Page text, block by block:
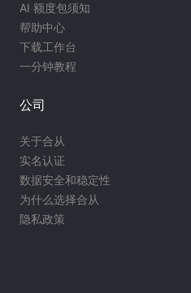
AI 额度包须知
帮助中心
下载工作台
一分钟教程
公司
关于合从
实名认证
数据安全和稳定性
为什么选择合从
隐私政策